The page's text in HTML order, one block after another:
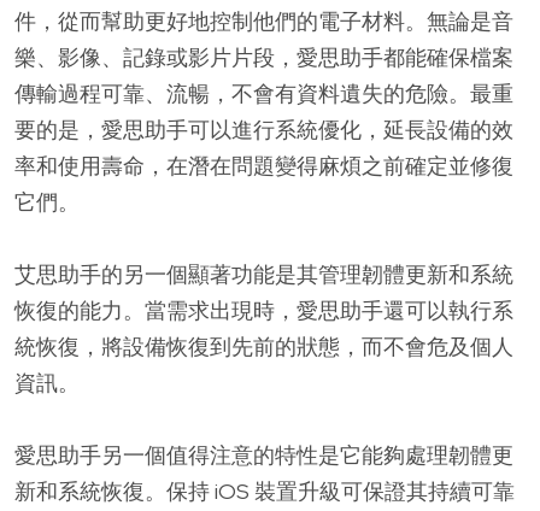
件，從而幫助更好地控制他們的電子材料。無論是音
樂、影像、記錄或影片片段，愛思助手都能確保檔案
傳輸過程可靠、流暢，不會有資料遺失的危險。最重
要的是，愛思助手可以進行系統優化，延長設備的效
率和使用壽命，在潛在問題變得麻煩之前確定並修復
它們。
艾思助手的另一個顯著功能是其管理韌體更新和系統
恢復的能力。當需求出現時，愛思助手還可以執行系
統恢復，將設備恢復到先前的狀態，而不會危及個人
資訊。
愛思助手另一個值得注意的特性是它能夠處理韌體更
新和系統恢復。保持 iOS 裝置升級可保證其持續可靠